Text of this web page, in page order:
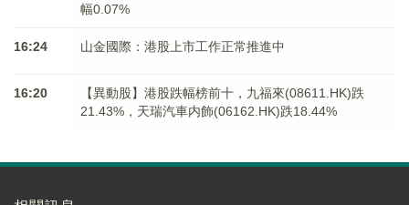
幅0.07%
16:24 山金國際：港股上市工作正常推進中
16:20
【異動股】港股跌幅榜前十，九福來(08611.HK)跌
21.43%，天瑞汽車内飾(06162.HK)跌18.44%